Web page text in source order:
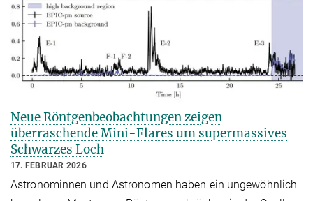
Neue Röntgenbeobachtungen zeigen
überraschende Mini-Flares um supermassives
Schwarzes Loch
17. FEBRUAR 2026
Astronominnen und Astronomen haben ein ungewöhnlich